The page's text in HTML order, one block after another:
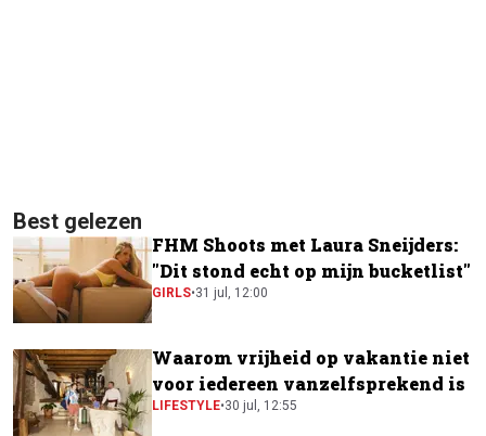
Best gelezen
FHM Shoots met Laura Sneijders:
"Dit stond echt op mijn bucketlist"
GIRLS•31 jul, 12:00
Waarom vrijheid op vakantie niet
voor iedereen vanzelfsprekend is
LIFESTYLE•30 jul, 12:55